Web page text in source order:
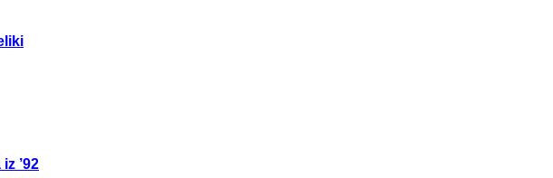
’92